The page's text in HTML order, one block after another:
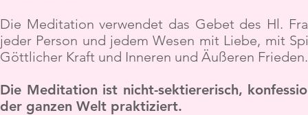
Die Meditation verwendet das Gebet des Hl.
jeder Person und jedem Wesen mit Liebe, mit
Göttlicher Kraft und Inneren und Äußeren Frieden.
Die Meditation ist nicht-sektiererisch,
der ganzen Welt praktiziert.